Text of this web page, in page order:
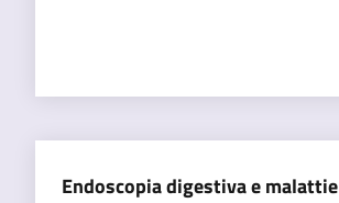
Endoscopia digestiva e malattie